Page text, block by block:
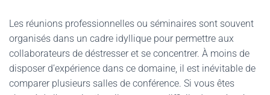
Les réunions professionnelles ou séminaires sont souvent
organisés dans un cadre idyllique pour permettre aux
collaborateurs de déstresser et se concentrer. À moins de
disposer d’expérience dans ce domaine, il est inévitable de
comparer plusieurs salles de conférence. Si vous êtes